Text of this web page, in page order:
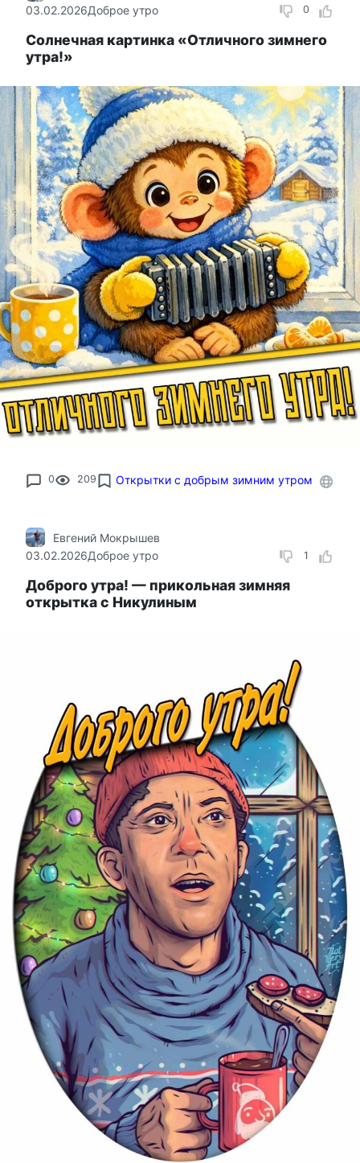
0
03.02.2026Доброе утро
Солнечная картинка «Отличного зимнего
утра!»
0 209 Открытки с добрым зимним утром
1
Евгений Мокрышев
03.02.2026Доброе утро
Доброго утра! — прикольная зимняя
открытка с Никулиным